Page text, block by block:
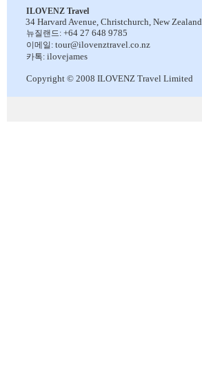
ILOVENZ Travel
34 Harvard Avenue, Christchurch, New Zealand
뉴질랜드: +64 27 648 9785
이메일: tour@ilovenztravel.co.nz
카톡: ilovejames
Copyright © 2008 ILOVENZ Travel Limited